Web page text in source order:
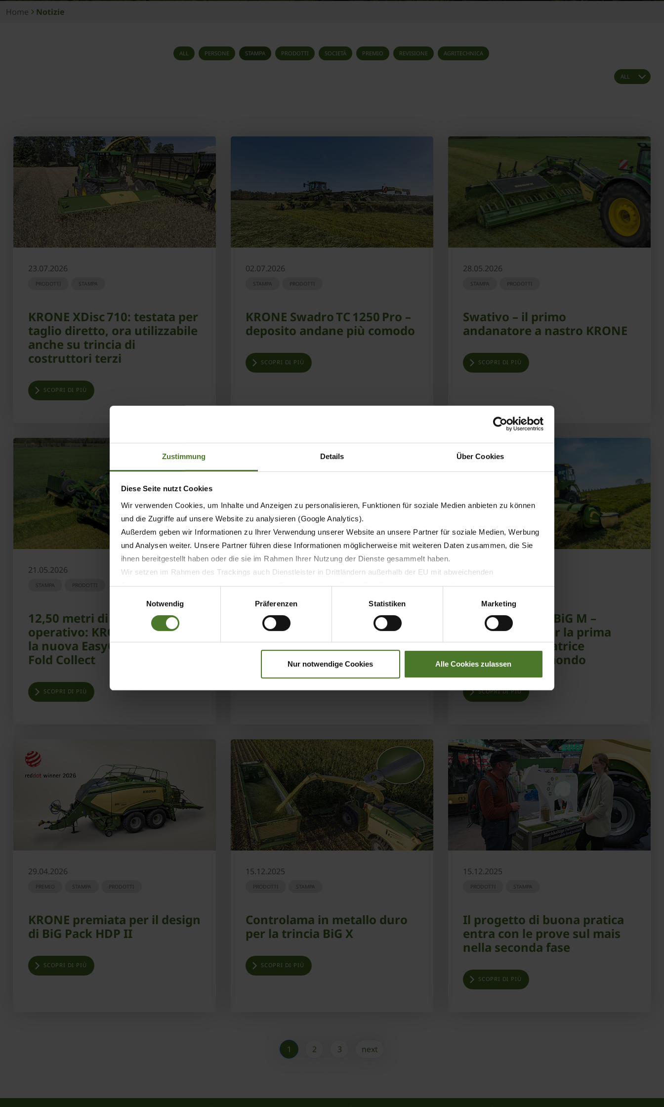
Zustimmung Details Über Cookies
Diese Seite nutzt Cookies
Wir verwenden Cookies, um Inhalte und Anzeigen zu personalisieren, Funktionen für soziale Medien anbieten zu können
und die Zugriffe auf unsere Website zu analysieren (Google Analytics).
Außerdem geben wir Informationen zu Ihrer Verwendung unserer Website an unsere Partner für soziale Medien, Werbung
und Analysen weiter. Unsere Partner führen diese Informationen möglicherweise mit weiteren Daten zusammen, die Sie
ihnen bereitgestellt haben oder die sie im Rahmen Ihrer Nutzung der Dienste gesammelt haben.
Wir setzen im Rahmen des Trackings auch Dienstleister in Drittländern außerhalb der EU mit abweichenden
Datenschutzbestimmungen ein, wodurch das Risiko von behördlichen Zugriffen bzw. von Kontrollverlust bzgl. übermittelter
Impressum
Notwendig
Präferenzen Statistiken Marketing
Nur notwendige Cookies Alle Cookies zulassen
Home Notizie
ALL PERSONE STAMPA PRODOTTI SOCIETÀ PREMIO REVISIONE AGRITECHNICA
23.07.2026
PRODOTTI STAMPA
KRONE XDisc 710: testata per
taglio diretto, ora utilizzabile
anche su trincia di
costruttori terzi
SCOPRI DI PIÙ
02.07.2026
STAMPA PRODOTTI
KRONE Swadro TC 1250 Pro –
deposito andane più comodo
SCOPRI DI PIÙ
28.05.2026
STAMPA PRODOTTI
Swativo – il primo
andanatore a nastro KRONE
SCOPRI DI PIÙ
21.05.2026
STAMPA PRODOTTI
12,50 metri di fronte
operativo: KRONE presenta
la nuova EasyCut B 1250 CV
Fold Collect
SCOPRI DI PIÙ
21.05.2026
STAMPA PRODOTTI
KRONE EasyCut R 360 ora
disponibile con coclee forma-
andana
SCOPRI DI PIÙ
20.05.2026
STAMPA PRODOTTI
30 anni KRONE BiG M –
anniversario per la prima
falciacondizionatrice
semovente al mondo
SCOPRI DI PIÙ
29.04.2026
PREMIO STAMPA PRODOTTI
KRONE premiata per il design
di BiG Pack HDP II
SCOPRI DI PIÙ
15.12.2025
PRODOTTI STAMPA
Controlama in metallo duro
per la trincia BiG X
SCOPRI DI PIÙ
15.12.2025
PRODOTTI STAMPA
Il progetto di buona pratica
entra con le prove sul mais
nella seconda fase
SCOPRI DI PIÙ
1 2 3 next